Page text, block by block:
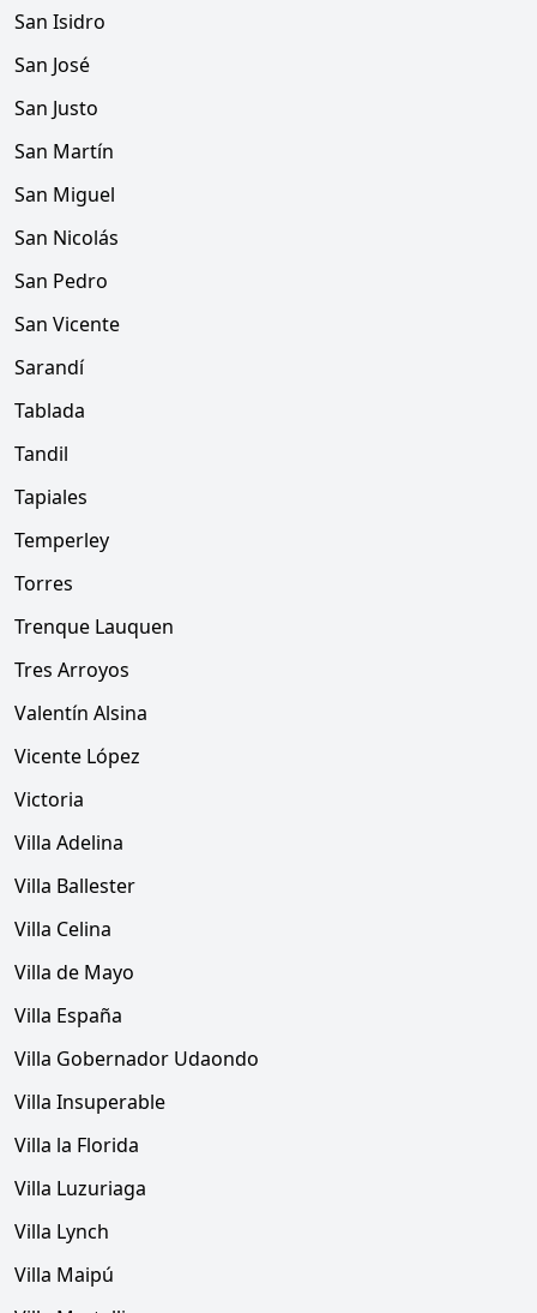
San Isidro
San José
San Justo
San Martín
San Miguel
San Nicolás
San Pedro
San Vicente
Sarandí
Tablada
Tandil
Tapiales
Temperley
Torres
Trenque Lauquen
Tres Arroyos
Valentín Alsina
Vicente López
Victoria
Villa Adelina
Villa Ballester
Villa Celina
Villa de Mayo
Villa España
Villa Gobernador Udaondo
Villa Insuperable
Villa la Florida
Villa Luzuriaga
Villa Lynch
Villa Maipú